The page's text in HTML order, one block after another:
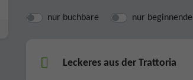
nur buchbare nur beginnende
Leckeres aus der Trattoria